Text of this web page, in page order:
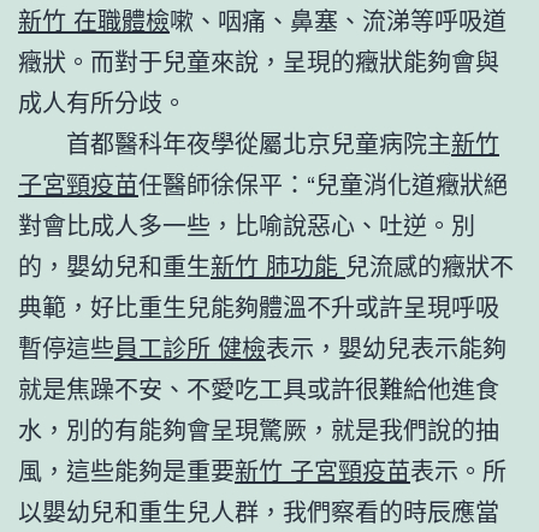
新竹 在職體檢嗽、咽痛、鼻塞、流涕等呼吸道
癥狀。而對于兒童來說，呈現的癥狀能夠會與
成人有所分歧。
首都醫科年夜學從屬北京兒童病院主新竹
子宮頸疫苗任醫師徐保平：“兒童消化道癥狀絕
對會比成人多一些，比喻說惡心、吐逆。別
的，嬰幼兒和重生新竹 肺功能 兒流感的癥狀不
典範，好比重生兒能夠體溫不升或許呈現呼吸
暫停這些員工診所 健檢表示，嬰幼兒表示能夠
就是焦躁不安、不愛吃工具或許很難給他進食
水，別的有能夠會呈現驚厥，就是我們說的抽
風，這些能夠是重要新竹 子宮頸疫苗表示。所
以嬰幼兒和重生兒人群，我們察看的時辰應當